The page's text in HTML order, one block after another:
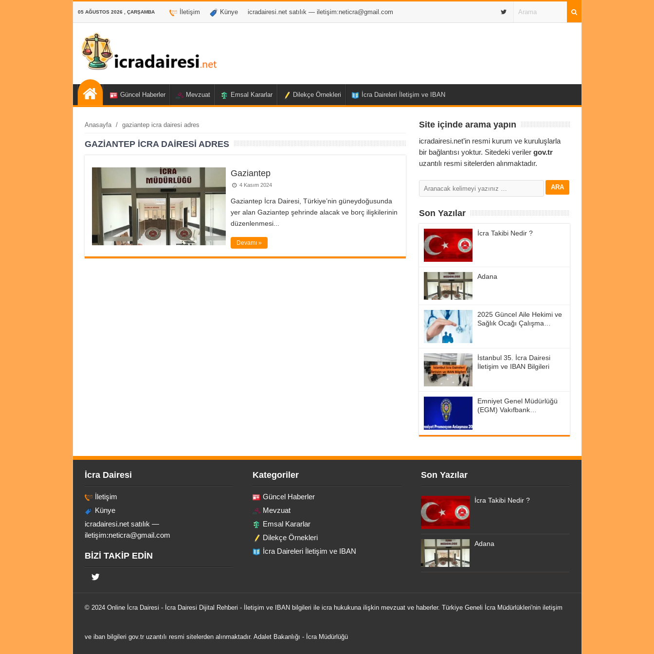
05 AĞUSTOS 2026 , ÇARŞAMBA İletişim Künye icradairesi.net satılık — iletişim:neticra@gmail.com
Güncel Haberler Mevzuat Emsal Kararlar Dilekçe Örnekleri İcra Daireleri İletişim ve IBAN
Anasayfa / gaziantep icra dairesi adres
GAZIANTEP ICRA DAIRESI ADRES
Gaziantep
4 Kasım 2024
Gaziantep İcra Dairesi, Türkiye’nin güneydoğusunda
yer alan Gaziantep şehrinde alacak ve borç ilişkilerinin
düzenlenmesi...
Devamı »
Site içinde arama yapın
icradairesi.net’in resmi kurum ve kuruluşlarla
bir bağlantısı yoktur. Sitedeki veriler gov.tr
uzantılı resmi sitelerden alınmaktadır.
Son Yazılar
İcra Takibi Nedir ?
Adana
2025 Güncel Aile Hekimi ve
Sağlık Ocağı Çalışma
İstanbul 35. İcra Dairesi
İletişim ve IBAN Bilgileri
Emniyet Genel Müdürlüğü
(EGM) Vakıfbank
İcra Dairesi
İletişim
Künye
icradairesi.net satılık —
iletişim:neticra@gmail.com
BİZİ TAKİP EDİN
Kategoriler
Güncel Haberler
Mevzuat
Emsal Kararlar
Dilekçe Örnekleri
İcra Daireleri İletişim ve IBAN
Son Yazılar
İcra Takibi Nedir ?
Adana
© 2024 Online İcra Dairesi - İcra Dairesi Dijital Rehberi - İletişim ve IBAN bilgileri ile icra hukukuna ilişkin mevzuat ve haberler. Türkiye Geneli İcra Müdürlükleri'nin iletişim
ve iban bilgileri gov.tr uzantılı resmi sitelerden alınmaktadır. Adalet Bakanlığı - İcra Müdürlüğü